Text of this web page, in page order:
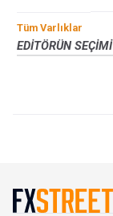
Tüm Varlıklar
EDITÖRÜN SEÇIMI